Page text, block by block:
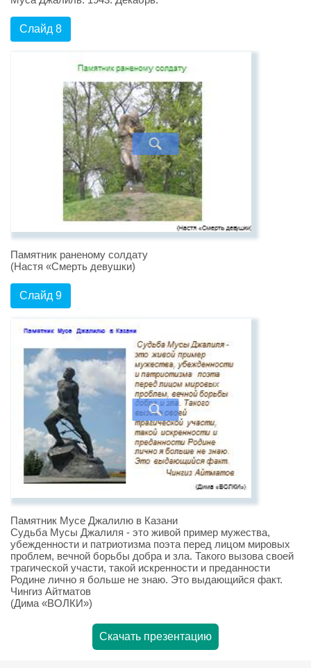
Слайд 8
Памятник раненому солдату
(Настя «Смерть девушки)
Слайд 9
Памятник Мусе Джалилю в Казани
Судьба Мусы Джалиля - это живой пример мужества,
убежденности и патриотизма поэта перед лицом мировых
проблем, вечной борьбы добра и зла. Такого вызова своей
трагической участи, такой искренности и преданности
Родине лично я больше не знаю. Это выдающийся факт.
Чингиз Айтматов
(Дима «ВОЛКИ»)
Скачать презентацию